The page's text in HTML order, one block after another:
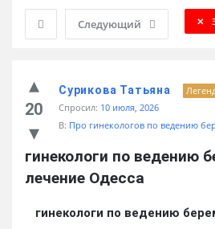
Следующий
20
Сурикова Татьяна
Спросил: 10 июля, 2026
В: Про гинекологов по ведению
гинекологи по ведению
лечение Одесса
гинекологи по ведению